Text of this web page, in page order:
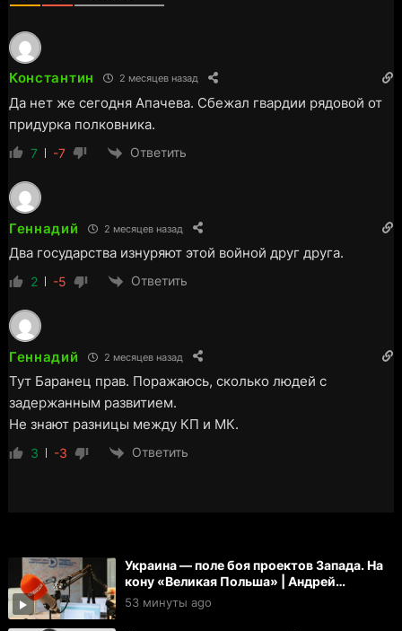
Константин 2 месяцев назад
Да нет же сегодня Апачева. Сбежал гвардии рядовой от
придурка полковника.
7 -7 Ответить
Геннадий 2 месяцев назад
Два государства изнуряют этой войной друг друга.
2 -5 Ответить
Геннадий 2 месяцев назад
Тут Баранец прав. Поражаюсь, сколько людей с
задержанным развитием.
Не знают разницы между КП и МК.
3 -3 Ответить
Украина — поле боя проектов Запада. На
кону «Великая Польша» | Андрей
Берсенев и Максим Карев
53 минуты ago